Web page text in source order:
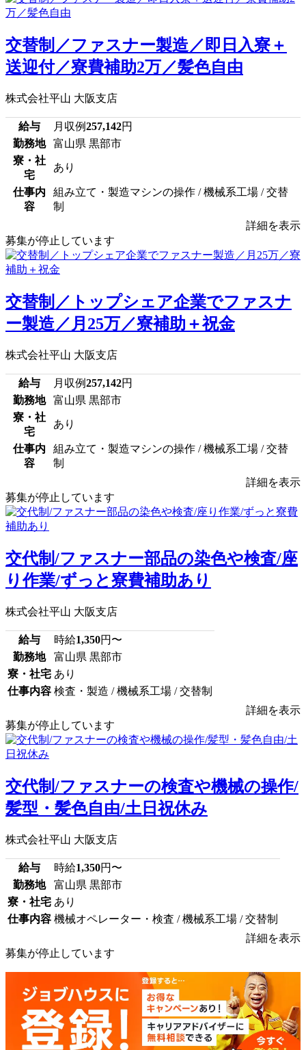
交替制／ファスナー製造／即日入寮＋
送迎付／寮費補助2万／髪色自由
株式会社平山 大阪支店
給与 月収例257,142円
勤務地
富山県 黒部市
寮・社
宅
あり
仕事内
容
組み立て・製造マシンの操作 / 機械系工場 / 交替
制
詳細を表示
募集が停止しています
交替制／トップシェア企業でファスナ
ー製造／月25万／寮補助＋祝金
株式会社平山 大阪支店
給与 月収例257,142円
勤務地
富山県 黒部市
寮・社
宅
あり
仕事内
容
組み立て・製造マシンの操作 / 機械系工場 / 交替
制
詳細を表示
募集が停止しています
交代制/ファスナー部品の染色や検査/座
り作業/ずっと寮費補助あり
株式会社平山 大阪支店
給与 時給1,350円〜
勤務地
富山県 黒部市
寮・社宅 あり
仕事内容 検査・製造 / 機械系工場 / 交替制
詳細を表示
募集が停止しています
交代制/ファスナーの検査や機械の操作/
髪型・髪色自由/土日祝休み
株式会社平山 大阪支店
給与 時給1,350円〜
勤務地
富山県 黒部市
寮・社宅 あり
仕事内容 機械オペレーター・検査 / 機械系工場 / 交替制
詳細を表示
募集が停止しています